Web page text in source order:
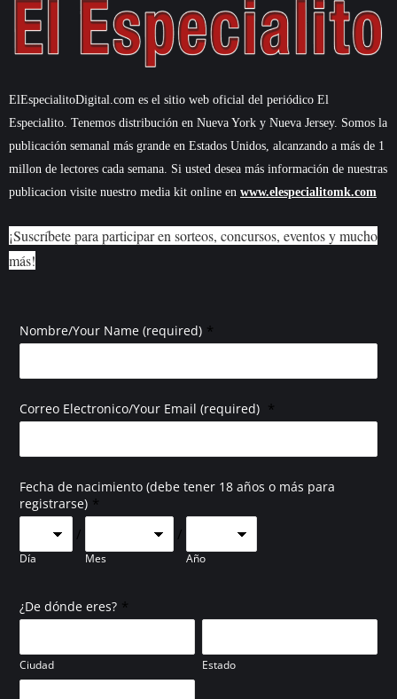
ElEspecialitoDigital.com es el sitio web oficial del periódico El
Especialito. Tenemos distribución en Nueva York y Nueva Jersey. Somos la
publicación semanal más grande en Estados Unidos, alcanzando a más de 1
millon de lectores cada semana. Si usted desea más información de nuestras
publicacion visite nuestro media kit online en www.elespecialitomk.com
¡Suscríbete para participar en sorteos, concursos, eventos y mucho
más!
Nombre/Your Name (required) *
Correo Electronico/Your Email (required) *
Fecha de nacimiento (debe tener 18 años o más para
registrarse) *
Día
/
Mes
/
Año
¿De dónde eres? *
Ciudad Estado